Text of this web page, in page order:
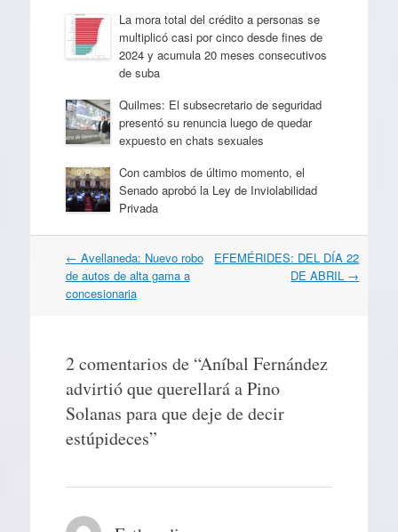
La mora total del crédito a personas se
multiplicó casi por cinco desde fines de
2024 y acumula 20 meses consecutivos
de suba
Quilmes: El subsecretario de seguridad
presentó su renuncia luego de quedar
expuesto en chats sexuales
Con cambios de último momento, el
Senado aprobó la Ley de Inviolabilidad
Privada
Navegación
por
artículos
← Avellaneda: Nuevo robo
de autos de alta gama a
concesionaria
EFEMÉRIDES: DEL DÍA 22
DE ABRIL →
2 comentarios de “Aníbal Fernández
advirtió que querellará a Pino
Solanas para que deje de decir
estúpideces”